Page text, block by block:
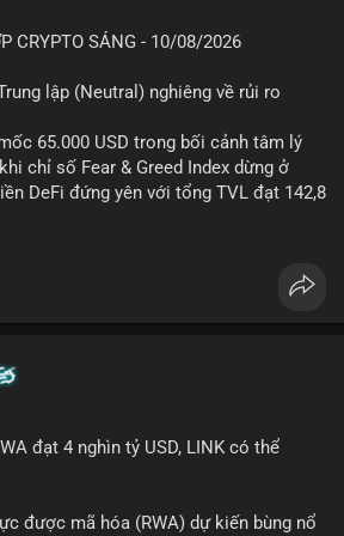
với các lệnh Long/Short khi Bitcoin
hiện tại. Theo dõi sát các tin tức về
CRYPTO SÁNG - 10/08/2026
lập (Neutral) nghiêng về rủi ro
65.000 USD trong bối cảnh tâm lý
chỉ số Fear & Greed Index dừng ở
DeFi đứng yên với tổng TVL đạt 142,8
hứa mở lại eo Hormuz, giảm lo ngại
cá voi diễn ra sôi động với lệnh
lý Short chiếm tới 81,7% tổng 35,7
24h, cho thấy phe bán đang yếu thế.
Chartered dự báo thị trường RWA
USD, kéo theo giá trị token LINK có
lại startup stablecoin BVNK trị giá 1,8
đạt 4 nghìn tỷ USD, LINK có thể
được mã hóa (RWA) dự kiến bùng nổ